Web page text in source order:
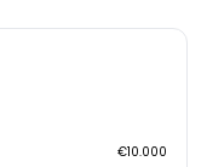
€10.000